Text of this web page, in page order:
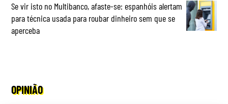
Se vir isto no Multibanco, afaste-se: espanhóis alertam
para técnica usada para roubar dinheiro sem que se
aperceba
OPINIÃO